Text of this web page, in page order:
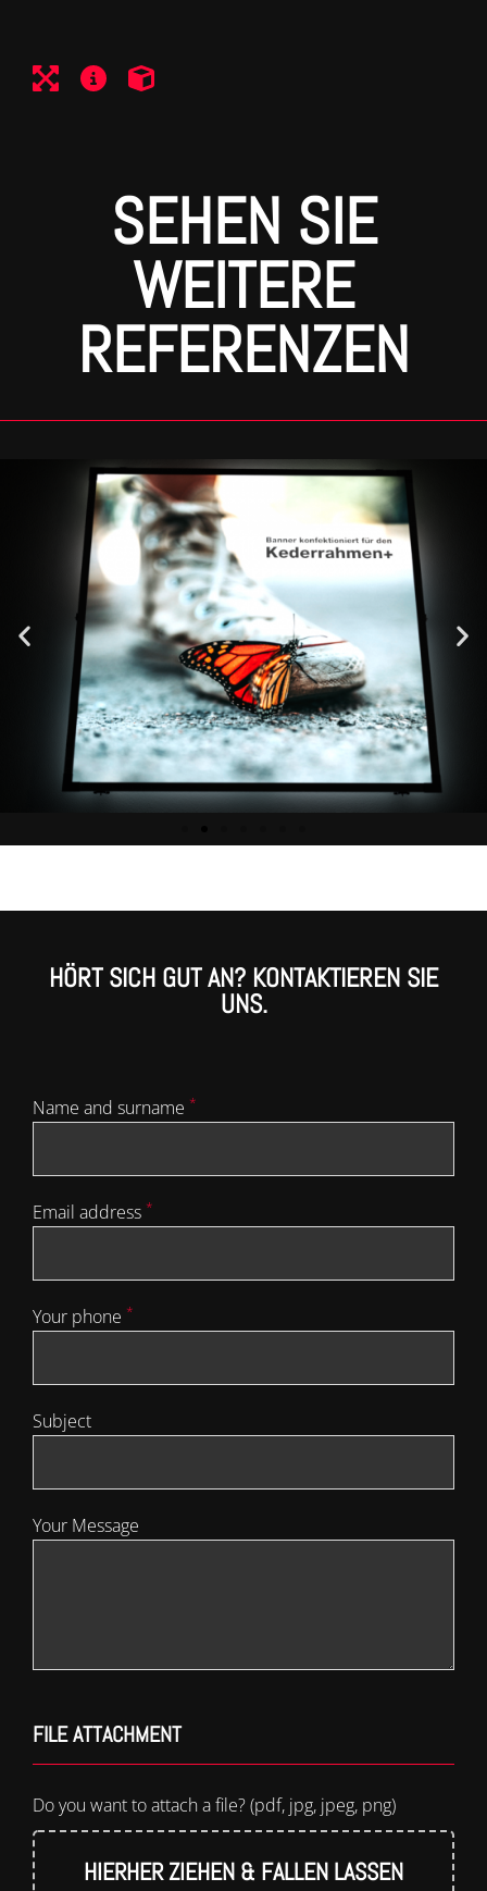
SEHEN SIE
WEITERE
REFERENZEN
HÖRT SICH GUT AN? KONTAKTIEREN SIE
UNS.
Name and surname *
Email address *
Your phone *
Subject
Your Message
FILE ATTACHMENT
Do you want to attach a file? (pdf, jpg, jpeg, png)
HIERHER ZIEHEN & FALLEN LASSEN